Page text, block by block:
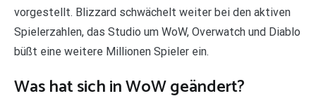
vorgestellt. Blizzard schwächelt weiter bei den aktiven
Spielerzahlen, das Studio um WoW, Overwatch und Diablo
büßt eine weitere Millionen Spieler ein.
Was hat sich in WoW geändert?